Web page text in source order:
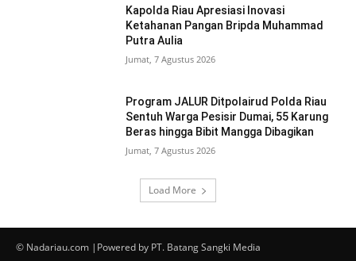
Kapolda Riau Apresiasi Inovasi
Ketahanan Pangan Bripda Muhammad
Putra Aulia
Jumat, 7 Agustus 2026
Program JALUR Ditpolairud Polda Riau
Sentuh Warga Pesisir Dumai, 55 Karung
Beras hingga Bibit Mangga Dibagikan
Jumat, 7 Agustus 2026
Load More
© Nadariau.com |Powered by PT. Batang Sangki Media